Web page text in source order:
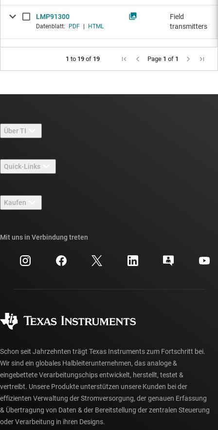
LMP91300
Datenblatt: PDF HTML
Field
transmitters
1 to 19 of 19 Page 1 of 1
Über TI
Stellenangebote
Newsroom
Veranstaltungen
Investorenbeziehungen
Quick-Links
TI E2E™-Design-Support-Foren
Querverweis-Suche
Kundensupportzentrum
myTI-Konto FAQs
Kaufen
Häufig gestellte Fragen zu Bestellungen
Mit uns in Verbindung treten
Schon seit Jahrzehnten trägt Texas Instruments zum Fortschritt bei.
Wir sind ein globales Halbleiterunternehmen, das analoge &
eingebettete Verarbeitungschips entwickelt, herstellt, testet &
vertreibt. Unsere Produkte unterstützen unsere Kunden bei der
effizienten Verwaltung der Stromversorgung, der genauen Erfassung
& Übertragung von Daten & der Bereitstellung der zentralen Steuerung
oder Verarbeitung in ihren Designs.